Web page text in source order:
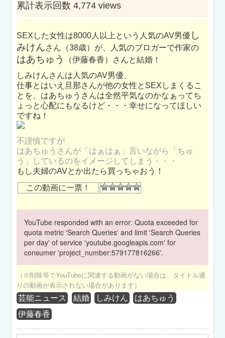
累計表示回数 4,774 views
SEXした女性は8000人以上という人気のAV男優 し
みけんさん（38歳）が、人気のブロガーで作家の
はあちゅう
（伊藤春香）さんと結婚！
しみけんさんは人気のAV男優、
仕事とはいえ旦那さんが他の女性とSEXしまくるこ
とを、はあちゅうさんは全然平気なのかなぁってち
ょっと心配にもなるけど・・・幸せになってほしい
ですね！
不謹慎ですが
はあちゅうさんが「はぁはぁ」言いながら「ちゅ
う」しているのをイメージしてしまう・・・
もし夫婦のAVとか出たら買っちゃおう！
この動画に一票！
YouTube responded with an error: Quota exceeded for
quota metric 'Search Queries' and limit 'Search Queries
per day' of service 'youtube.googleapis.com' for
consumer 'project_number:579177816266'.
（※削除等でYouTubeに関連する動画がない場合は、タイトル通
りの動画が表示されない場合があります）
芸能ニュース 結婚 しみけん
はあちゅう
伊藤春香